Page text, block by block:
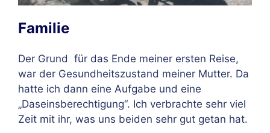
Familie
Der Grund für das Ende meiner ersten Reise,
war der Gesundheitszustand meiner Mutter. Da
hatte ich dann eine Aufgabe und eine
„Daseinsberechtigung“. Ich verbrachte sehr viel
Zeit mit ihr, was uns beiden sehr gut getan hat.